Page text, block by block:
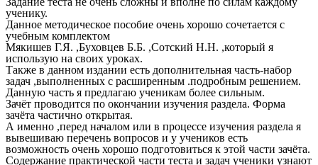
ученику.
Данное методическое пособие очень хорошо сочетается с
учебным комплектом
Мякишев Г.Я. ,Буховцев Б.Б. ,Сотский Н.Н. ,который я
использую на своих уроках.
Также в данном издании есть дополнительная часть-набор
задач ,выполненных с расширенным .подробным решением.
Данную часть я предлагаю ученикам более сильным.
Зачёт проводится по окончании изучения раздела. Форма
зачёта частично открытая.
А именно ,перед началом или в процессе изучения раздела я
вывешиваю перечень вопросов и у учеников есть
возможность очень хорошо подготовиться к этой части зачёта.
Содержание практической части теста и задач ученики узнают